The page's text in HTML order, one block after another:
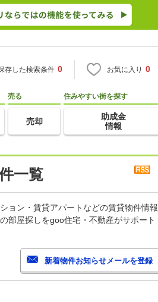
存した検索条件 0 お気に入り 0
売る
売却
住みやすい街を探す
助成金
情報
一覧
ョン・賃貸アパートなどの賃貸物件情報
部屋探しをgoo住宅・不動産がサポート